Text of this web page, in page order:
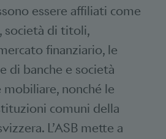
essere affiliati come
società di titoli,
finanziario, le
di banche e società
nonché le
comuni della
L’ASB mette a